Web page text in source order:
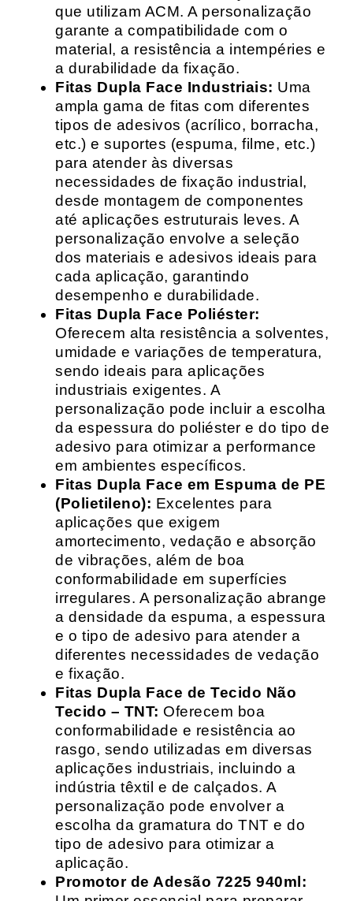
que utilizam ACM. A personalização
garante a compatibilidade com o
material, a resistência a intempéries e
a durabilidade da fixação.
Fitas Dupla Face Industriais: Uma
ampla gama de fitas com diferentes
tipos de adesivos (acrílico, borracha,
etc.) e suportes (espuma, filme, etc.)
para atender às diversas
necessidades de fixação industrial,
desde montagem de componentes
até aplicações estruturais leves. A
personalização envolve a seleção
dos materiais e adesivos ideais para
cada aplicação, garantindo
desempenho e durabilidade.
Fitas Dupla Face Poliéster:
Oferecem alta resistência a solventes,
umidade e variações de temperatura,
sendo ideais para aplicações
industriais exigentes. A
personalização pode incluir a escolha
da espessura do poliéster e do tipo de
adesivo para otimizar a performance
em ambientes específicos.
Fitas Dupla Face em Espuma de PE
(Polietileno): Excelentes para
aplicações que exigem
amortecimento, vedação e absorção
de vibrações, além de boa
conformabilidade em superfícies
irregulares. A personalização abrange
a densidade da espuma, a espessura
e o tipo de adesivo para atender a
diferentes necessidades de vedação
e fixação.
Fitas Dupla Face de Tecido Não
Tecido – TNT: Oferecem boa
conformabilidade e resistência ao
rasgo, sendo utilizadas em diversas
aplicações industriais, incluindo a
indústria têxtil e de calçados. A
personalização pode envolver a
escolha da gramatura do TNT e do
tipo de adesivo para otimizar a
aplicação.
Promotor de Adesão 7225 940ml: